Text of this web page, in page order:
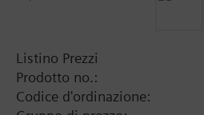
Listino Prezzi
Prodotto no.:
Codice d'ordinazione: